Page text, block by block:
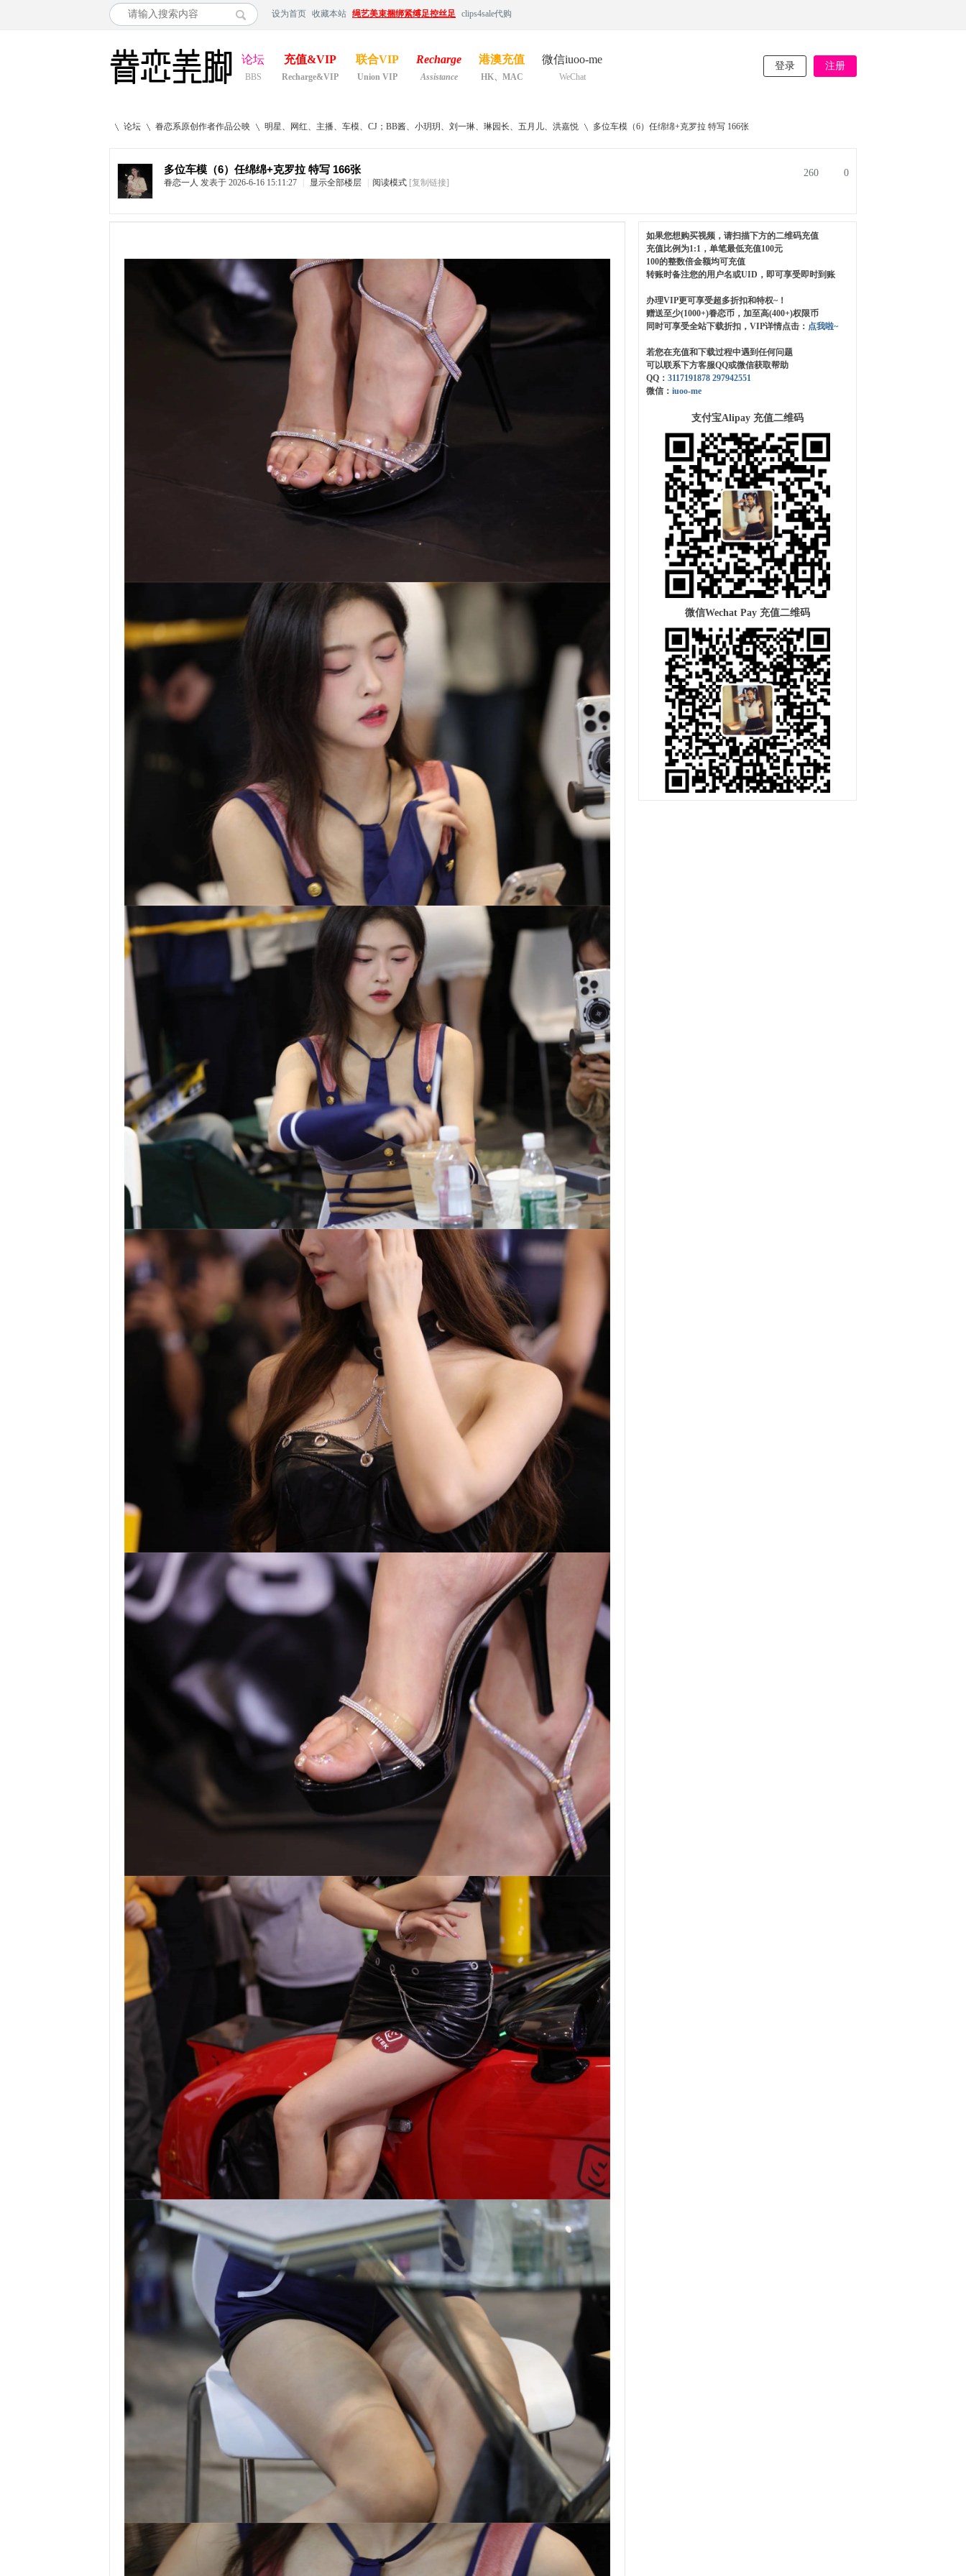
设为首页 收藏本站 绳艺美束捆绑紧缚足控丝足 clips4sale代购
论坛
BBS
充值&VIP
Recharge&VIP
联合VIP
Union VIP
Recharge
Assistance
港澳充值
HK、MAC
微信iuoo-me
WeChat
登录 注册
论坛
›
眷恋系原创作者作品公映
›
明星、网红、主播、车模、CJ；BB酱、小玥玥、刘一琳、琳园长、五月儿、洪嘉悦 多位车模（6）任绵绵+克罗拉 特写 166张
多位车模（6）任绵绵+克罗拉 特写 166张
眷恋一人 发表于 2026-6-16 15:11:27 显示全部楼层 阅读模式 [复制链接]
0
260
如果您想购买视频，请扫描下方的二维码充值
充值比例为1:1，单笔最低充值100元
100的整数倍金额均可充值
转账时备注您的用户名或UID，即可享受即时到账
办理VIP更可享受超多折扣和特权~！
赠送至少(1000+)眷恋币，加至高(400+)权限币
同时可享受全站下载折扣，VIP详情点击： 点我啦~
若您在充值和下载过程中遇到任何问题
可以联系下方客服QQ或微信获取帮助
QQ： 3117191878 297942551
微信： iuoo-me
支付宝Alipay 充值二维码
微信Wechat Pay 充值二维码